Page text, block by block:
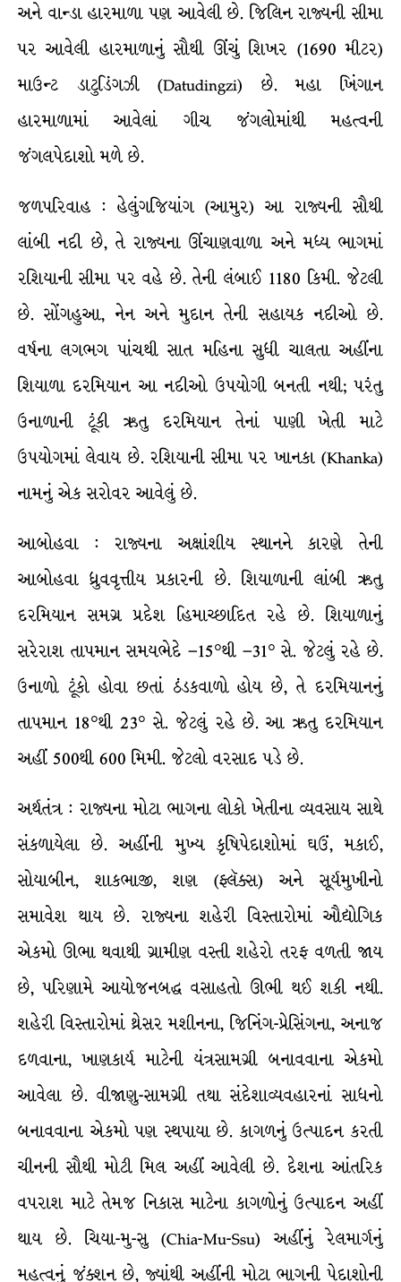
અને વાન્ડા હારમાળા પણ આવેલી છે. જિલિન રાજ્યની સીમા
પર આવેલી હારમાળાનું સૌથી ઊંચું શિખર (1690 મીટર)
માઉન્ટ ડાટુડિંગઝી (Datudingzi) છે. મહા ખિંગાન
હારમાળામાં આવેલાં ગીચ જંગલોમાંથી મહત્વની
જંગલપેદાશો મળે છે.
જળપરિવાહ : હેલુંગજિયાંગ (આમુર) આ રાજ્યની સૌથી
લાંબી નદી છે, તે રાજ્યના ઊંચાણવાળા અને મધ્ય ભાગમાં
રશિયાની સીમા પર વહે છે. તેની લંબાઈ 1180 કિમી. જેટલી
છે. સોંગહુઆ, નેન અને મુદાન તેની સહાયક નદીઓ છે.
વર્ષના લગભગ પાંચથી સાત મહિના સુધી ચાલતા અહીંના
શિયાળા દરમિયાન આ નદીઓ ઉપયોગી બનતી નથી; પરંતુ
ઉનાળાની ટૂંકી ઋતુ દરમિયાન તેનાં પાણી ખેતી માટે
ઉપયોગમાં લેવાય છે. રશિયાની સીમા પર ખાનકા (Khanka)
નામનું એક સરોવર આવેલું છે.
આબોહવા : રાજ્યના અક્ષાંશીય સ્થાનને કારણે તેની
આબોહવા ધ્રુવવૃત્તીય પ્રકારની છે. શિયાળાની લાંબી ઋતુ
દરમિયાન સમગ્ર પ્રદેશ હિમાચ્છાદિત રહે છે. શિયાળાનું
સરેરાશ તાપમાન સમયભેદે –15°થી –31° સે. જેટલું રહે છે.
ઉનાળો ટૂંકો હોવા છતાં ઠંડકવાળો હોય છે, તે દરમિયાનનું
તાપમાન 18°થી 23° સે. જેટલું રહે છે. આ ઋતુ દરમિયાન
અહીં 500થી 600 મિમી. જેટલો વરસાદ પડે છે.
અર્થતંત્ર : રાજ્યના મોટા ભાગના લોકો ખેતીના વ્યવસાય સાથે
સંકળાયેલા છે. અહીંની મુખ્ય કૃષિપેદાશોમાં ઘઉં, મકાઈ,
સોયાબીન, શાકભાજી, શણ (ફ્લૅક્સ) અને સૂર્યમુખીનો
સમાવેશ થાય છે. રાજ્યના શહેરી વિસ્તારોમાં ઔદ્યોગિક
એકમો ઊભા થવાથી ગ્રામીણ વસ્તી શહેરો તરફ વળતી જાય
છે, પરિણામે આયોજનબદ્ધ વસાહતો ઊભી થઈ શકી નથી.
શહેરી વિસ્તારોમાં થ્રેસર મશીનના, જિનિંગ-પ્રેસિંગના, અનાજ
દળવાના, ખાણકાર્ય માટેની યંત્રસામગ્રી બનાવવાના એકમો
આવેલા છે. વીજાણુ-સામગ્રી તથા સંદેશાવ્યવહારનાં સાધનો
બનાવવાના એકમો પણ સ્થપાયા છે. કાગળનું ઉત્પાદન કરતી
ચીનની સૌથી મોટી મિલ અહીં આવેલી છે. દેશના આંતરિક
વપરાશ માટે તેમજ નિકાસ માટેના કાગળોનું ઉત્પાદન અહીં
થાય છે. ચિયા-મુ-સુ (Chia-Mu-Ssu) અહીંનું રેલમાર્ગનું
મહત્વનું જંક્શન છે, જ્યાંથી અહીંની મોટા ભાગની પેદાશોની